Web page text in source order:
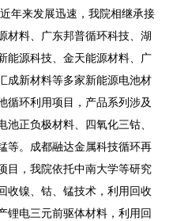
年来发展迅速，我院相继承接
料、广东邦普循环科技、湖
能源科技、金天能源材料、广
成新材料等多家新能源电池材
利用项目，产品系列涉及
正负极材料、四氧化三钴、
锰等。成都融达金属科技循环再
，我院依托中南大学等研究
、钴、锰技术，利用回收
电三元前驱体材料，利用回